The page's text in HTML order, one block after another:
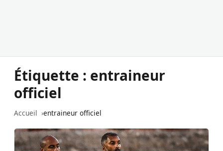
Étiquette : entraineur
officiel
Accueil entraineur officiel